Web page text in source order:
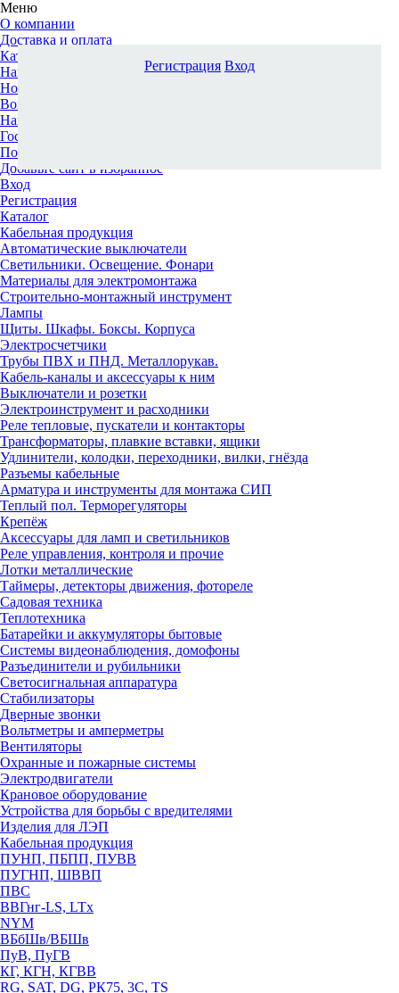
Меню
О компании
Доставка и оплата
Каталог
Наши офисы
Новости и новинки
Вопрос-ответ
Наша команда
Гос. заказчикам
Поставщикам
Добавьте сайт в избранное
Вход
Регистрация
Каталог
Кабельная продукция
Автоматические выключатели
Светильники. Освещение. Фонари
Материалы для электромонтажа
Строительно-монтажный инструмент
Лампы
Щиты. Шкафы. Боксы. Корпуса
Электросчетчики
Трубы ПВХ и ПНД. Металлорукав.
Кабель-каналы и аксессуары к ним
Выключатели и розетки
Электроинструмент и расходники
Реле тепловые, пускатели и контакторы
Трансформаторы, плавкие вставки, ящики
Удлинители, колодки, переходники, вилки, гнёзда
Разъемы кабельные
Арматура и инструменты для монтажа СИП
Теплый пол. Терморегуляторы
Крепёж
Аксессуары для ламп и светильников
Реле управления, контроля и прочие
Лотки металлические
Таймеры, детекторы движения, фотореле
Садовая техника
Теплотехника
Батарейки и аккумуляторы бытовые
Системы видеонаблюдения, домофоны
Разъединители и рубильники
Светосигнальная аппаратура
Стабилизаторы
Дверные звонки
Вольтметры и амперметры
Вентиляторы
Охранные и пожарные системы
Электродвигатели
Крановое оборудование
Устройства для борьбы с вредителями
Изделия для ЛЭП
Кабельная продукция
ПУНП, ПБПП, ПУВВ
ПУГНП, ШВВП
ПВС
ВВГнг-LS, LTx
NYM
ВБбШв/ВБШв
ПуВ, ПуГВ
КГ, КГН, КГВВ
RG, SAT, DG, РК75, 3С, TS
Регистрация Вход